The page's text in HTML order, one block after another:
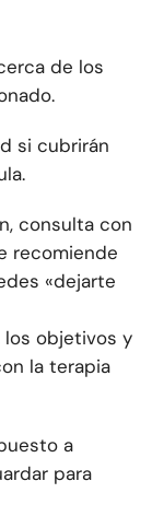
de los
si cubrirán
consulta con
recomiende
«dejarte
los objetivos y
la terapia
a
para